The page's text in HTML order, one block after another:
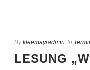
By kleemayradmin In
LESUNG